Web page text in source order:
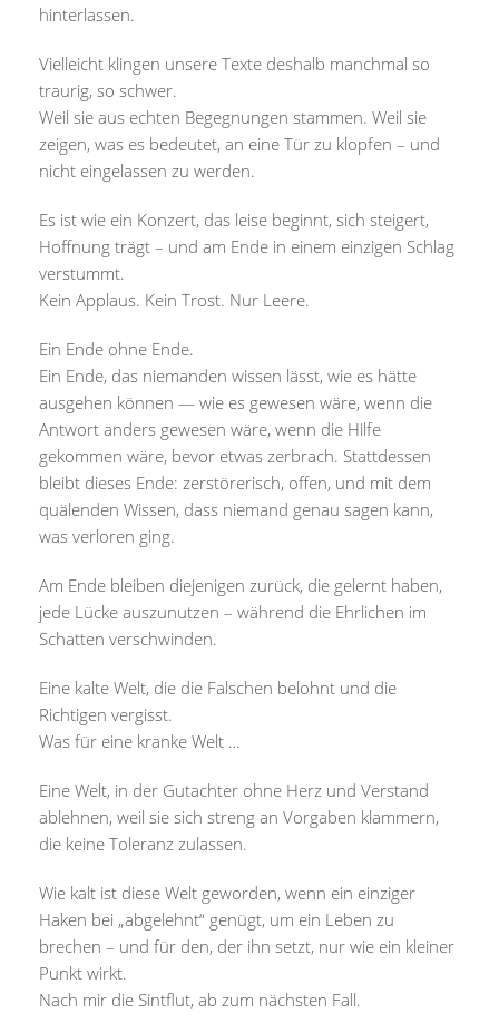
hinterlassen.
Vielleicht klingen unsere Texte deshalb manchmal so
traurig, so schwer.
Weil sie aus echten Begegnungen stammen. Weil sie
zeigen, was es bedeutet, an eine Tür zu klopfen – und
nicht eingelassen zu werden.
Es ist wie ein Konzert, das leise beginnt, sich steigert,
Hoffnung trägt – und am Ende in einem einzigen Schlag
verstummt.
Kein Applaus. Kein Trost. Nur Leere.
Ein Ende ohne Ende.
Ein Ende, das niemanden wissen lässt, wie es hätte
ausgehen können — wie es gewesen wäre, wenn die
Antwort anders gewesen wäre, wenn die Hilfe
gekommen wäre, bevor etwas zerbrach. Stattdessen
bleibt dieses Ende: zerstörerisch, offen, und mit dem
quälenden Wissen, dass niemand genau sagen kann,
was verloren ging.
Am Ende bleiben diejenigen zurück, die gelernt haben,
jede Lücke auszunutzen – während die Ehrlichen im
Schatten verschwinden.
Eine kalte Welt, die die Falschen belohnt und die
Richtigen vergisst.
Was für eine kranke Welt …
Eine Welt, in der Gutachter ohne Herz und Verstand
ablehnen, weil sie sich streng an Vorgaben klammern,
die keine Toleranz zulassen.
Wie kalt ist diese Welt geworden, wenn ein einziger
Haken bei „abgelehnt“ genügt, um ein Leben zu
brechen – und für den, der ihn setzt, nur wie ein kleiner
Punkt wirkt.
Nach mir die Sintflut, ab zum nächsten Fall.